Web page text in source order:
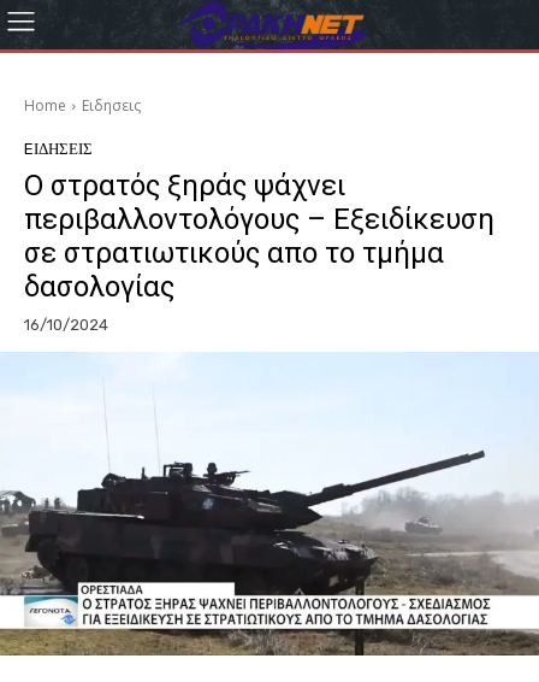
Home Eιδησεις
EΙΔΗΣΕΙΣ
Ο στρατός ξηράς ψάχνει
περιβαλλοντολόγους – Εξειδίκευση
σε στρατιωτικούς απο το τμήμα
δασολογίας
16/10/2024